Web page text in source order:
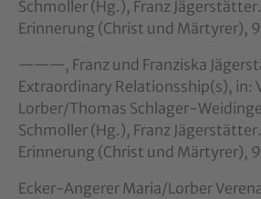
Schmoller (Hg.), Franz
Erinnerung (Christ und Märtyrer),
———, Franz und Franziska
Extraordinary Relationsship(s), in:
Lorber/Thomas Schlager-
Schmoller (Hg.), Franz
Erinnerung (Christ und Märtyrer),
Ecker-Angerer Maria/Lorber